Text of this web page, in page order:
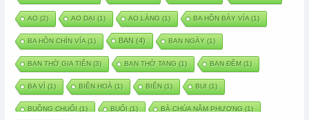
AO (2) AO DẠI (1) AO LÀNG (1) BA HỒN BẢY VÍA(1)
BA HỒN CHÍN VÍA(1) BAN (4) BAN NGÀY (1)
BAN THỜ GIA TIÊN (3) BAN THỜ TANG (1) BAN ĐÊM(1)
BA VÌ (1) BIÊN HOÀ (1) BIỂN (1) BUI (1)
BUỒNG CHUỐI (1) BUỔI (1) BÀ CHÚA NĂM PHƯƠNG (1)